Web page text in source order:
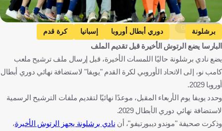
Getty Images
برشلونة دوري أبطال أوروبا إسبانيا كرة قدم
البارسا يضع الرتوش الأخيرة قبل تقديم الملف
يضع نادي برشلونة حاليًا اللمسات الأخيرة، قبل إرسال ملف ترشيح ملعب
كامب نو، إلى الاتحاد الأوروبي لكرة القدم "يويفا" لاستضافة نهائي دوري أبطال
أوروبا 2029.
وحدد يويفا يوم الأربعاء المقبل، موعدًا نهائيًا لتقديم ملفات الترشيح الرسمية
لاستضافة نهائي دوري الأبطال 2029.
وذكرت صحيفة "موندو ديبورتيفو"، أن نادي برشلونة يجهز الرتوش الأخيرة،